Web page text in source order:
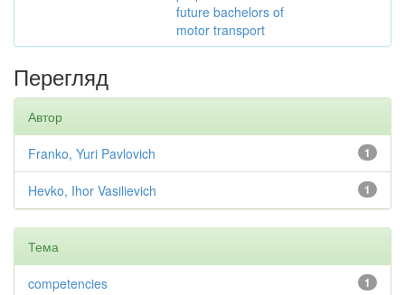
future bachelors of
motor transport
Перегляд
Автор
1
Franko, Yuri Pavlovich
1
Hevko, Ihor Vasilievich
Тема
1
competencies